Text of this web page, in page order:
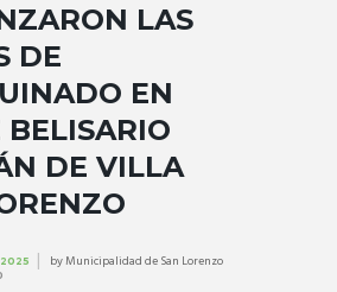
LAS
DE
EN
BELISARIO
DE VILLA
2025 byMunicipalidad de San Lorenzo